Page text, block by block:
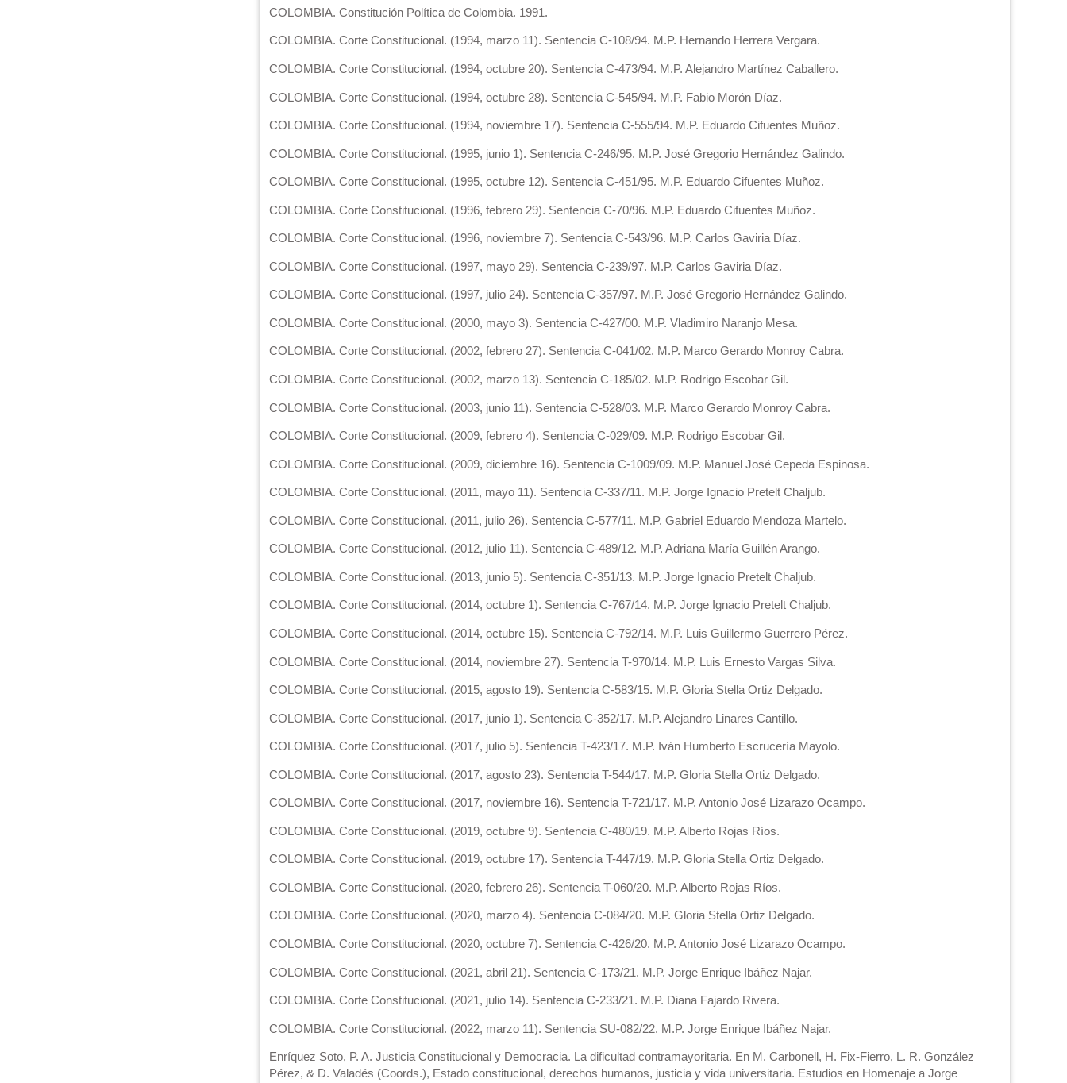
COLOMBIA. Constitución Política de Colombia. 1991.
COLOMBIA. Corte Constitucional. (1994, marzo 11). Sentencia C-108/94. M.P. Hernando Herrera Vergara.
COLOMBIA. Corte Constitucional. (1994, octubre 20). Sentencia C-473/94. M.P. Alejandro Martínez Caballero.
COLOMBIA. Corte Constitucional. (1994, octubre 28). Sentencia C-545/94. M.P. Fabio Morón Díaz.
COLOMBIA. Corte Constitucional. (1994, noviembre 17). Sentencia C-555/94. M.P. Eduardo Cifuentes Muñoz.
COLOMBIA. Corte Constitucional. (1995, junio 1). Sentencia C-246/95. M.P. José Gregorio Hernández Galindo.
COLOMBIA. Corte Constitucional. (1995, octubre 12). Sentencia C-451/95. M.P. Eduardo Cifuentes Muñoz.
COLOMBIA. Corte Constitucional. (1996, febrero 29). Sentencia C-70/96. M.P. Eduardo Cifuentes Muñoz.
COLOMBIA. Corte Constitucional. (1996, noviembre 7). Sentencia C-543/96. M.P. Carlos Gaviria Díaz.
COLOMBIA. Corte Constitucional. (1997, mayo 29). Sentencia C-239/97. M.P. Carlos Gaviria Díaz.
COLOMBIA. Corte Constitucional. (1997, julio 24). Sentencia C-357/97. M.P. José Gregorio Hernández Galindo.
COLOMBIA. Corte Constitucional. (2000, mayo 3). Sentencia C-427/00. M.P. Vladimiro Naranjo Mesa.
COLOMBIA. Corte Constitucional. (2002, febrero 27). Sentencia C-041/02. M.P. Marco Gerardo Monroy Cabra.
COLOMBIA. Corte Constitucional. (2002, marzo 13). Sentencia C-185/02. M.P. Rodrigo Escobar Gil.
COLOMBIA. Corte Constitucional. (2003, junio 11). Sentencia C-528/03. M.P. Marco Gerardo Monroy Cabra.
COLOMBIA. Corte Constitucional. (2009, febrero 4). Sentencia C-029/09. M.P. Rodrigo Escobar Gil.
COLOMBIA. Corte Constitucional. (2009, diciembre 16). Sentencia C-1009/09. M.P. Manuel José Cepeda Espinosa.
COLOMBIA. Corte Constitucional. (2011, mayo 11). Sentencia C-337/11. M.P. Jorge Ignacio Pretelt Chaljub.
COLOMBIA. Corte Constitucional. (2011, julio 26). Sentencia C-577/11. M.P. Gabriel Eduardo Mendoza Martelo.
COLOMBIA. Corte Constitucional. (2012, julio 11). Sentencia C-489/12. M.P. Adriana María Guillén Arango.
COLOMBIA. Corte Constitucional. (2013, junio 5). Sentencia C-351/13. M.P. Jorge Ignacio Pretelt Chaljub.
COLOMBIA. Corte Constitucional. (2014, octubre 1). Sentencia C-767/14. M.P. Jorge Ignacio Pretelt Chaljub.
COLOMBIA. Corte Constitucional. (2014, octubre 15). Sentencia C-792/14. M.P. Luis Guillermo Guerrero Pérez.
COLOMBIA. Corte Constitucional. (2014, noviembre 27). Sentencia T-970/14. M.P. Luis Ernesto Vargas Silva.
COLOMBIA. Corte Constitucional. (2015, agosto 19). Sentencia C-583/15. M.P. Gloria Stella Ortiz Delgado.
COLOMBIA. Corte Constitucional. (2017, junio 1). Sentencia C-352/17. M.P. Alejandro Linares Cantillo.
COLOMBIA. Corte Constitucional. (2017, julio 5). Sentencia T-423/17. M.P. Iván Humberto Escrucería Mayolo.
COLOMBIA. Corte Constitucional. (2017, agosto 23). Sentencia T-544/17. M.P. Gloria Stella Ortiz Delgado.
COLOMBIA. Corte Constitucional. (2017, noviembre 16). Sentencia T-721/17. M.P. Antonio José Lizarazo Ocampo.
COLOMBIA. Corte Constitucional. (2019, octubre 9). Sentencia C-480/19. M.P. Alberto Rojas Ríos.
COLOMBIA. Corte Constitucional. (2019, octubre 17). Sentencia T-447/19. M.P. Gloria Stella Ortiz Delgado.
COLOMBIA. Corte Constitucional. (2020, febrero 26). Sentencia T-060/20. M.P. Alberto Rojas Ríos.
COLOMBIA. Corte Constitucional. (2020, marzo 4). Sentencia C-084/20. M.P. Gloria Stella Ortiz Delgado.
COLOMBIA. Corte Constitucional. (2020, octubre 7). Sentencia C-426/20. M.P. Antonio José Lizarazo Ocampo.
COLOMBIA. Corte Constitucional. (2021, abril 21). Sentencia C-173/21. M.P. Jorge Enrique Ibáñez Najar.
COLOMBIA. Corte Constitucional. (2021, julio 14). Sentencia C-233/21. M.P. Diana Fajardo Rivera.
COLOMBIA. Corte Constitucional. (2022, marzo 11). Sentencia SU-082/22. M.P. Jorge Enrique Ibáñez Najar.
Enríquez Soto, P. A. Justicia Constitucional y Democracia. La dificultad contramayoritaria. En M. Carbonell, H. Fix-Fierro, L. R. González
Pérez, & D. Valadés (Coords.), Estado constitucional, derechos humanos, justicia y vida universitaria. Estudios en Homenaje a Jorge